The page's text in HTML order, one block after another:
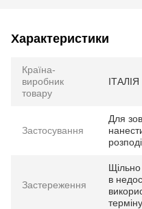
Характеристики
Країна-
виробник
товару
ІТАЛІЯ
Застосування
Для
Застереження
Щільно
в